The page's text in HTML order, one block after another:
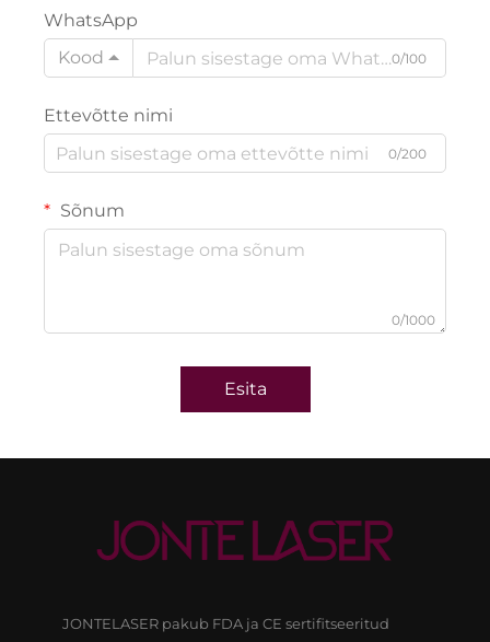
WhatsApp
Kood
0/100
Ettevõtte nimi
0/200
Sõnum
0/1000
Esita
JONTELASER pakub FDA ja CE sertifitseeritud